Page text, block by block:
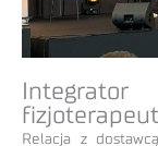
Relacja z